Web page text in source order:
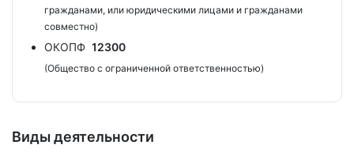
гражданами, или юридическими лицами и гражданами
совместно)
ОКОПФ 12300
(Общество с ограниченной ответственностью)
Виды деятельности